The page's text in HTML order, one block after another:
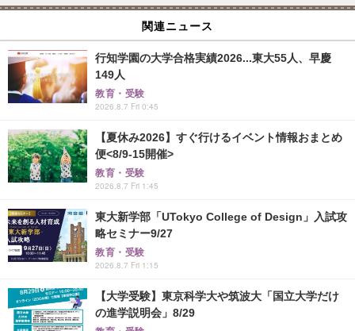
関連ニュース
行知学園の大学合格実績2026...東大55人、早慶
149人
教育・受験
2026.8.7 Fri 0:45
【夏休み2026】すぐ行けるイベント情報おまとめ
便<8/9-15開催>
教育・受験
2026.8.7 Fri 1:45
東大新学部「UTokyo College of Design」入試攻
略セミナー9/27
教育・受験
2026.8.7 Fri 1:15
【大学受験】東京科学大や筑波大「国立大学だけ
の進学説明会」8/29